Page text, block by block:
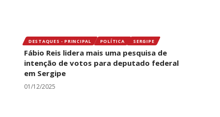
DESTAQUES - PRINCIPAL POLÍTICA SERGIPE
Fábio Reis lidera mais uma pesquisa de
intenção de votos para deputado federal
em Sergipe
01/12/2025